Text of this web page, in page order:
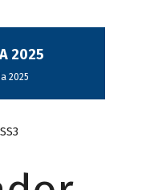
2025
2025